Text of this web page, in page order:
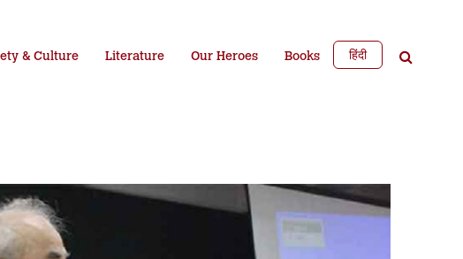
& Culture Literature Our Heroes Books हिंदी